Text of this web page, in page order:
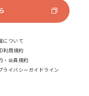
について
利用規約
・会員規約
ライバシーガイドライン